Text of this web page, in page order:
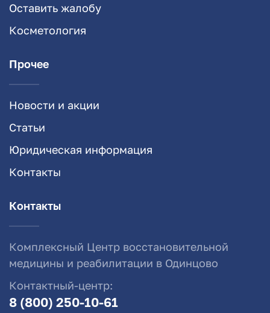
Оставить жалобу
Косметология
Прочее
Новости и акции
Статьи
Юридическая информация
Контакты
Контакты
Комплексный Центр восстановительной
медицины и реабилитации в Одинцово
Контактный-центр:
8 (800) 250-10-61